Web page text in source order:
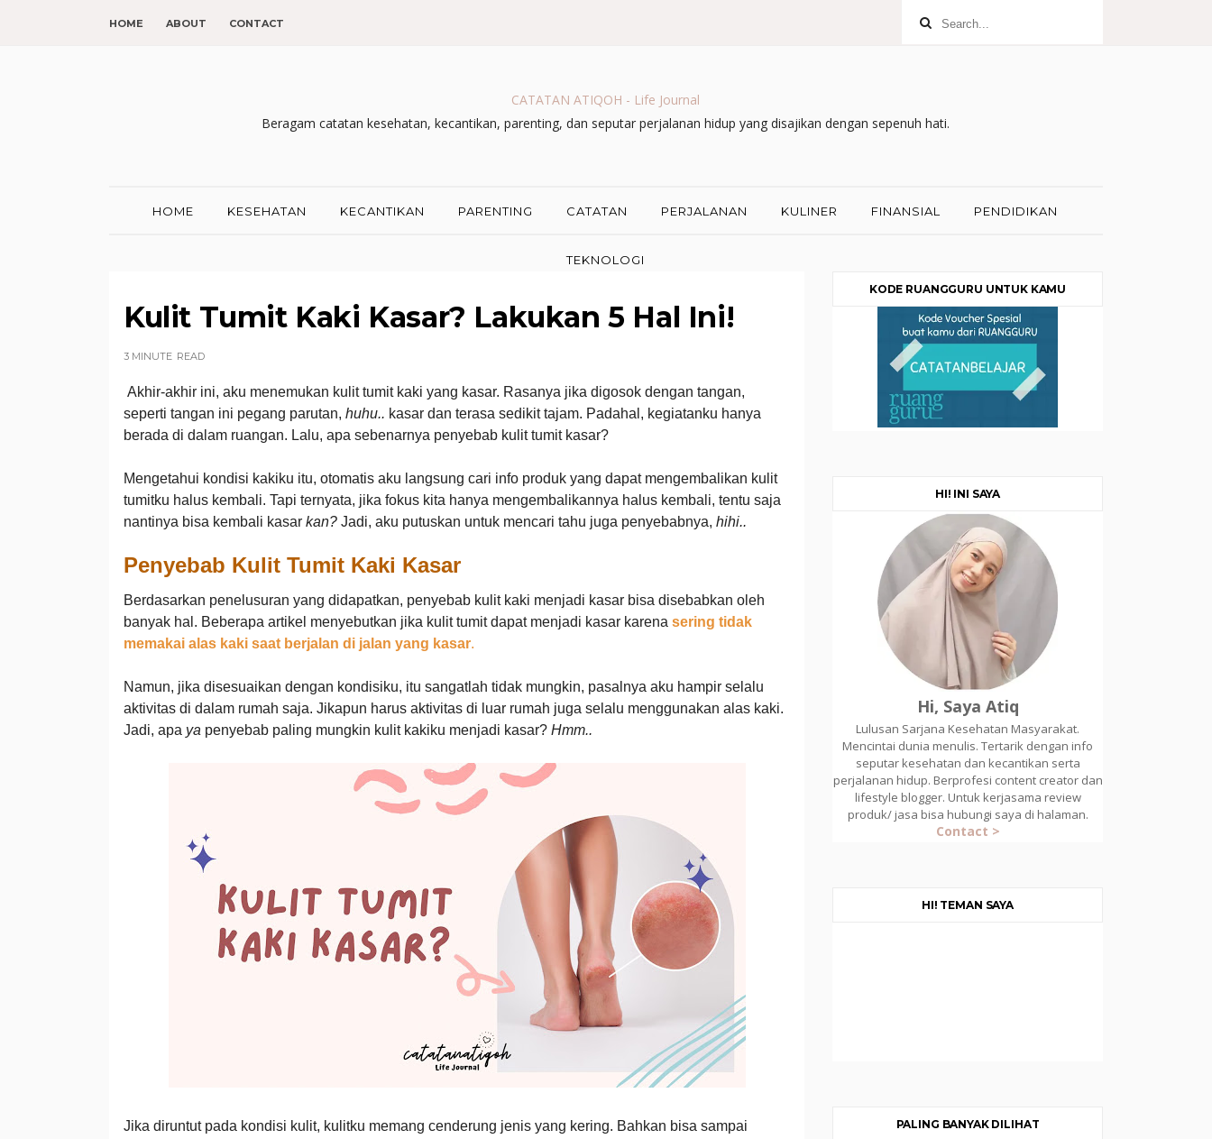
HOME ABOUT CONTACT
CATATAN ATIQOH - Life Journal
Beragam catatan kesehatan, kecantikan, parenting, dan seputar perjalanan hidup yang disajikan dengan sepenuh hati.
HOME KESEHATAN KECANTIKAN PARENTING CATATAN PERJALANAN KULINER FINANSIAL PENDIDIKAN
TEKNOLOGI
Kulit Tumit Kaki Kasar? Lakukan 5 Hal Ini!
3 MINUTE READ
Akhir-akhir ini, aku menemukan kulit tumit kaki yang kasar. Rasanya jika digosok dengan tangan,
seperti tangan ini pegang parutan, huhu.. kasar dan terasa sedikit tajam. Padahal, kegiatanku hanya
berada di dalam ruangan. Lalu, apa sebenarnya penyebab kulit tumit kasar?
Mengetahui kondisi kakiku itu, otomatis aku langsung cari info produk yang dapat mengembalikan kulit
tumitku halus kembali. Tapi ternyata, jika fokus kita hanya mengembalikannya halus kembali, tentu saja
nantinya bisa kembali kasar kan? Jadi, aku putuskan untuk mencari tahu juga penyebabnya, hihi..
Penyebab Kulit Tumit Kaki Kasar
Berdasarkan penelusuran yang didapatkan, penyebab kulit kaki menjadi kasar bisa disebabkan oleh
banyak hal. Beberapa artikel menyebutkan jika kulit tumit dapat menjadi kasar karena sering tidak
memakai alas kaki saat berjalan di jalan yang kasar.
Namun, jika disesuaikan dengan kondisiku, itu sangatlah tidak mungkin, pasalnya aku hampir selalu
aktivitas di dalam rumah saja. Jikapun harus aktivitas di luar rumah juga selalu menggunakan alas kaki.
Jadi, apa ya penyebab paling mungkin kulit kakiku menjadi kasar? Hmm..
Jika diruntut pada kondisi kulit, kulitku memang cenderung jenis yang kering. Bahkan bisa sampai
KODE RUANGGURU UNTUK KAMU
HI! INI SAYA
Hi, Saya Atiq
Lulusan Sarjana Kesehatan Masyarakat.
Mencintai dunia menulis. Tertarik dengan info
seputar kesehatan dan kecantikan serta
perjalanan hidup. Berprofesi content creator dan
lifestyle blogger. Untuk kerjasama review
produk/ jasa bisa hubungi saya di halaman.
Contact >
HI! TEMAN SAYA
PALING BANYAK DILIHAT